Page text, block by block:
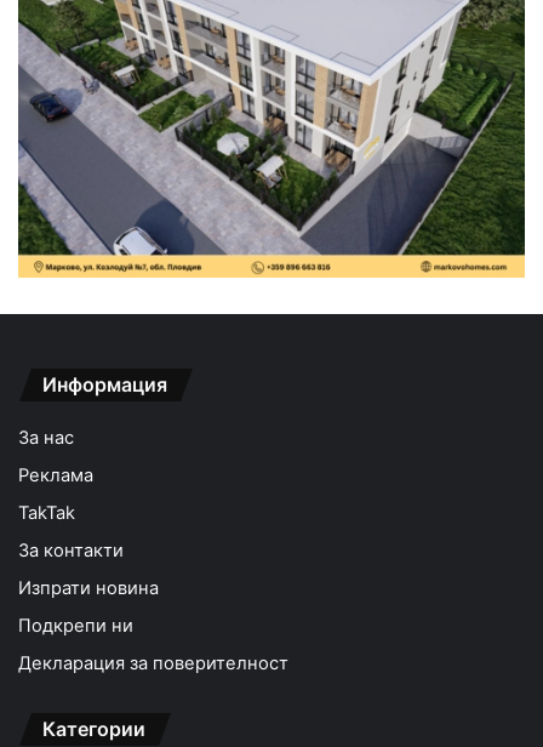
Информация
За нас
Реклама
TakTak
За контакти
Изпрати новина
Подкрепи ни
Декларация за поверителност
Категории